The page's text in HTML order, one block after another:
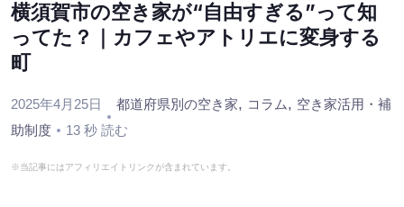
横須賀市の空き家が“自由すぎる”って知
ってた？｜カフェやアトリエに変身する
町
2025年4月25日 都道府県別の空き家, コラム, 空き家活用・補
助制度
13 秒 読む
※当記事にはアフィリエイトリンクが含まれています。